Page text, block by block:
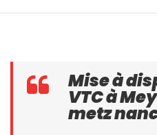
Mise à
VTC à
metz